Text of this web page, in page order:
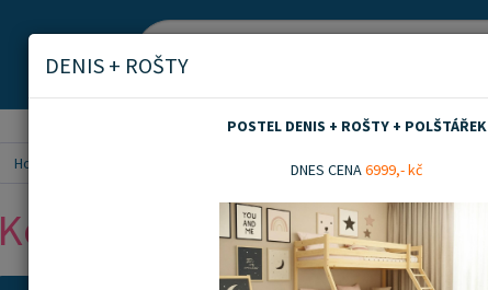
Home Konferenční stolky
Konferenční stolky
DENIS + ROŠTY
POSTEL DENIS + ROŠTY + POLŠTÁŘEK
DNES CENA6999,- kč